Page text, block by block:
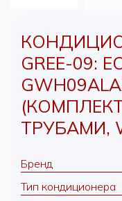
GREE-09:
ТРУБАМИ,
Бренд
Тип кондиционера